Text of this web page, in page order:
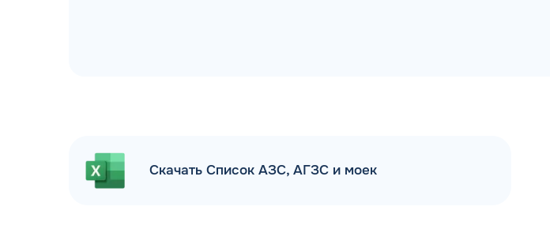
Скачать Список АЗС, АГЗС и моек